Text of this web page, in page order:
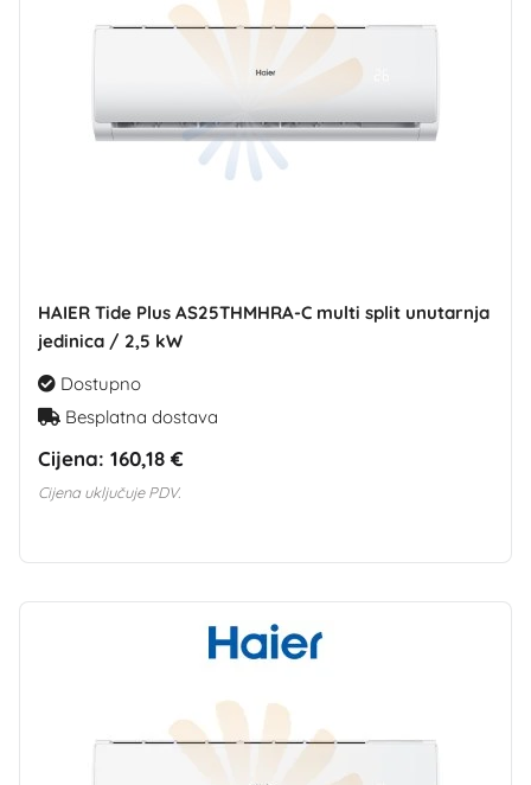
HAIER Tide Plus AS25THMHRA-C multi split unutarnja
jedinica / 2,5 kW
Dostupno
Besplatna dostava
Cijena: 160,18 €
Cijena uključuje PDV.